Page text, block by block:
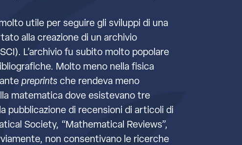
utile per seguire gli sviluppi di una
alla creazione di un archivio
L’archivio fu subito molto popolare
Molto meno nella fisica
preprints che rendeva meno
matematica dove esistevano tre
pubblicazione di recensioni di articoli di
Society, “Mathematical Reviews”,
non consentivano le ricerche